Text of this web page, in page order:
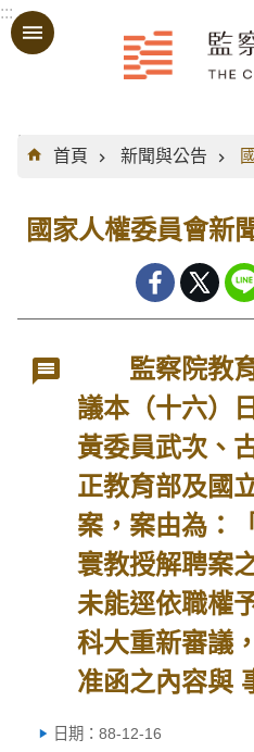
跳到主要內容區塊
:::
:::
首頁
新聞與公告
國家人權委員會新
監察院教育
議本（十六）
黃委員武次、
正教育部及國
案，案由為：
寰教授解聘案
未能逕依職權
科大重新審議
准函之內容與
日期：88-12-16